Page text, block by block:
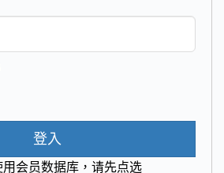
登入
会员数据库，请先点选